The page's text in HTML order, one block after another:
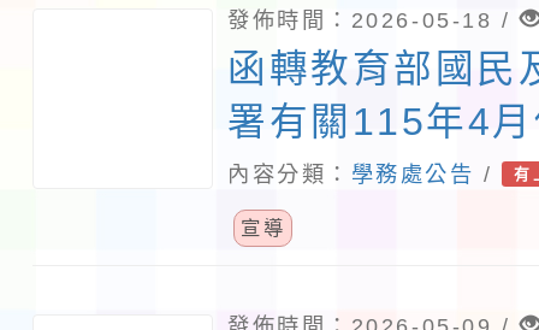
發佈時間：2026-05-18 /
函轉教育部國民
署有關115年4
級中等學校學生
亡事件樣態，請
內容分類： 學務處公告 / 有
宣導